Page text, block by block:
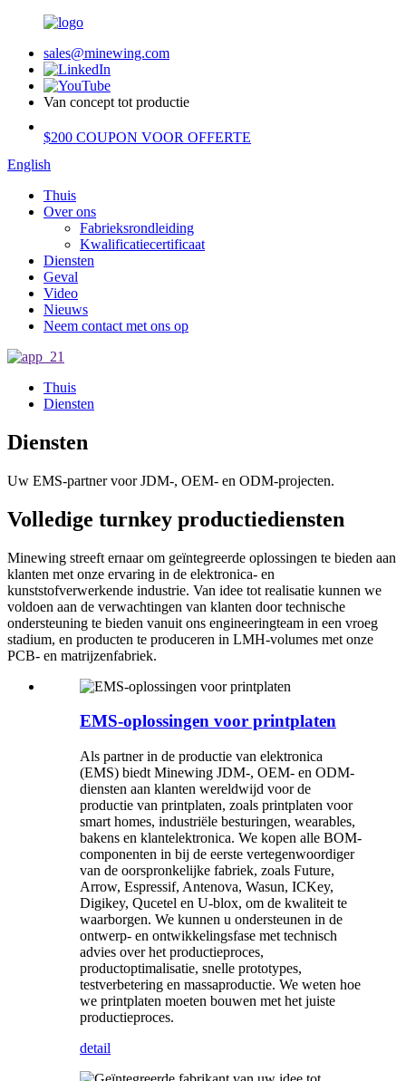
sales@minewing.com
Van concept tot productie
$200 COUPON VOOR OFFERTE
English
Thuis
Over ons
Fabrieksrondleiding
Kwalificatiecertificaat
Diensten
Geval
Video
Nieuws
Neem contact met ons op
Thuis
Diensten
Diensten
Uw EMS-partner voor JDM-, OEM- en ODM-projecten.
Volledige turnkey productiediensten
Minewing streeft ernaar om geïntegreerde oplossingen te bieden aan
klanten met onze ervaring in de elektronica- en
kunststofverwerkende industrie. Van idee tot realisatie kunnen we
voldoen aan de verwachtingen van klanten door technische
ondersteuning te bieden vanuit ons engineeringteam in een vroeg
stadium, en producten te produceren in LMH-volumes met onze
PCB- en matrijzenfabriek.
EMS-oplossingen voor printplaten
Als partner in de productie van elektronica
(EMS) biedt Minewing JDM-, OEM- en ODM-
diensten aan klanten wereldwijd voor de
productie van printplaten, zoals printplaten voor
smart homes, industriële besturingen, wearables,
bakens en klantelektronica. We kopen alle BOM-
componenten in bij de eerste vertegenwoordiger
van de oorspronkelijke fabriek, zoals Future,
Arrow, Espressif, Antenova, Wasun, ICKey,
Digikey, Qucetel en U-blox, om de kwaliteit te
waarborgen. We kunnen u ondersteunen in de
ontwerp- en ontwikkelingsfase met technisch
advies over het productieproces,
productoptimalisatie, snelle prototypes,
testverbetering en massaproductie. We weten hoe
we printplaten moeten bouwen met het juiste
productieproces.
detail